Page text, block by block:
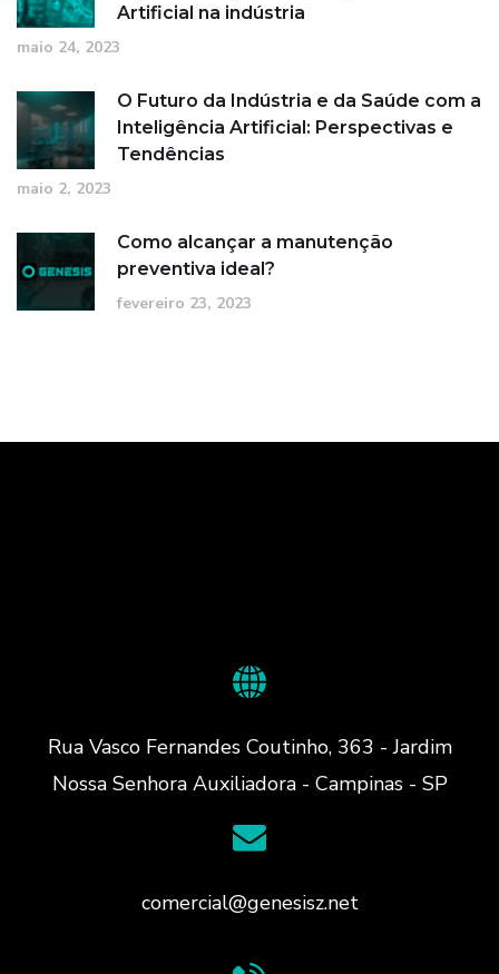
Artificial na indústria
maio 24, 2023
O Futuro da Indústria e da Saúde com a
Inteligência Artificial: Perspectivas e
Tendências
maio 2, 2023
Como alcançar a manutenção
preventiva ideal?
fevereiro 23, 2023
Rua Vasco Fernandes Coutinho, 363 - Jardim
Nossa Senhora Auxiliadora - Campinas - SP
comercial@genesisz.net